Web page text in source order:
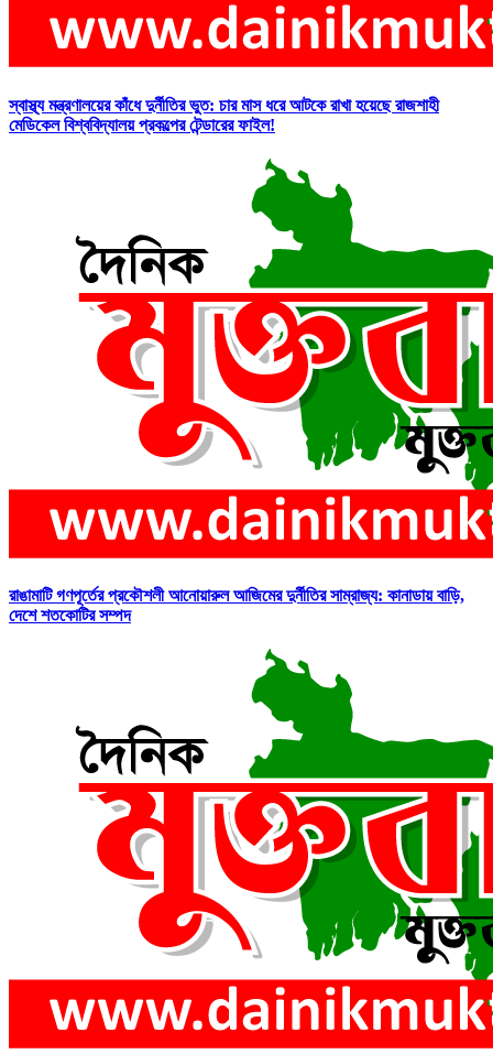
স্বাস্থ্য মন্ত্রণালয়ের কাঁধে দুর্নীতির ভুত: চার মাস ধরে আটকে রাখা হয়েছে রাজশাহী
মেডিকেল বিশ্ববিদ্যালয় প্রকল্পের টেন্ডারের ফাইল!
রাঙামাটি গণপূর্তের প্রকৌশলী আনোয়ারুল আজিমের দুর্নীতির সাম্রাজ্য: কানাডায় বাড়ি,
দেশে শতকোটির সম্পদ